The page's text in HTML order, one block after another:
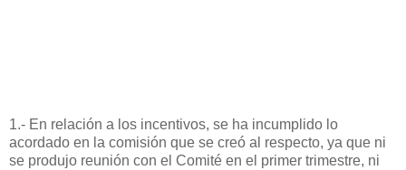
1.- En relación a los incentivos, se ha incumplido lo
acordado en la comisión que se creó al respecto, ya que ni
se produjo reunión con el Comité en el primer trimestre, ni